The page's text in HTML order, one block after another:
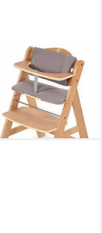
Set Deluxe (Set, 4 St),
für Neugeborene &